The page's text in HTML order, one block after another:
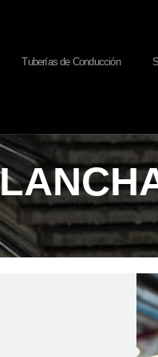
Tuberías de Conducción